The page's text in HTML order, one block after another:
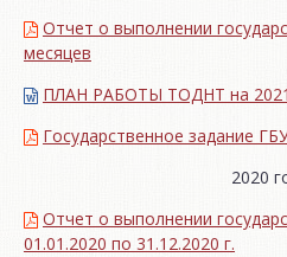
Отчет о выполнении
месяцев
ПЛАН РАБОТЫ ТОДНТ на 2021
Государственное задание
2020
Отчет о выполнении
01.01.2020 по 31.12.2020 г.